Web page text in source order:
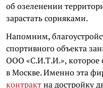
об озеленении
зарастать сорняками.
Напомним,
спортивного объекта
ООО «С.И.Т.И.», которое
в Москве. Именно эта
контрактна достройку